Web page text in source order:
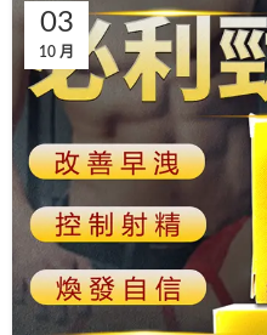
03
10 月